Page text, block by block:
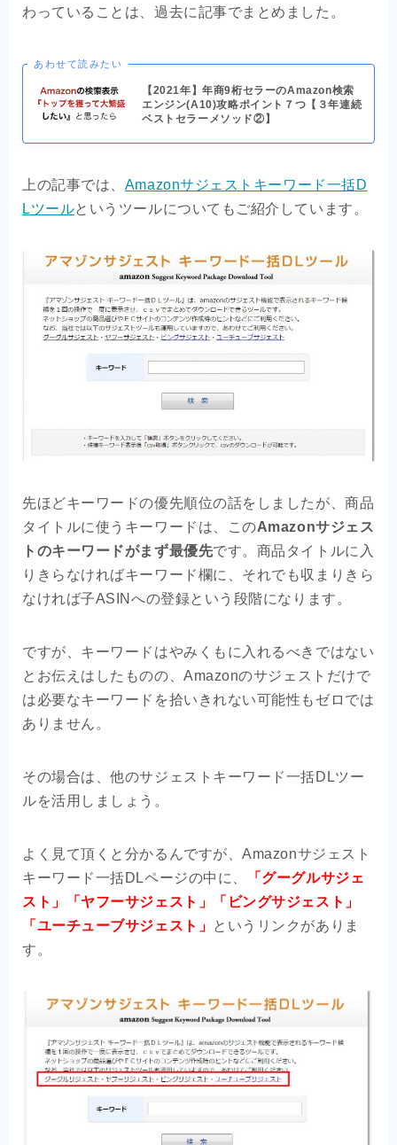
わっていることは、過去に記事でまとめました。
あわせて読みたい
【2021年】年商9桁セラーのAmazon検索
エンジン(A10)攻略ポイント７つ【３年連続
ベストセラーメソッド②】
上の記事では、 Amazonサジェストキーワード一括D
Lツールというツールについてもご紹介しています。
先ほどキーワードの優先順位の話をしましたが、商品
タイトルに使うキーワードは、このAmazonサジェス
トのキーワードがまず最優先です。商品タイトルに入
りきらなければキーワード欄に、それでも収まりきら
なければ子ASINへの登録という段階になります。
ですが、キーワードはやみくもに入れるべきではない
とお伝えはしたものの、Amazonのサジェストだけで
は必要なキーワードを拾いきれない可能性もゼロでは
ありません。
その場合は、他のサジェストキーワード一括DLツー
ルを活用しましょう。
よく見て頂くと分かるんですが、Amazonサジェスト
キーワード一括DLページの中に、
「グーグルサジェ
スト」「ヤフーサジェスト」「ビングサジェスト」
「ユーチューブサジェスト」
というリンクがありま
す。